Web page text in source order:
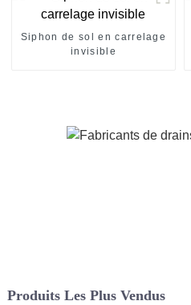
Siphon de sol en carrelage
invisible
Produits Les Plus Vendus